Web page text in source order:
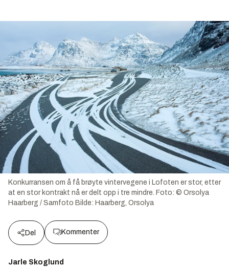
Konkurransen om å få brøyte vintervegene i Lofoten er stor, etter
at en stor kontrakt nå er delt opp i tre mindre. Foto: © Orsolya
Haarberg / Samfoto Bilde: Haarberg, Orsolya
Del Kommenter
Jarle Skoglund